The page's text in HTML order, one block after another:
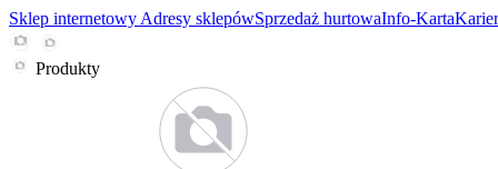
Sklep internetowy Adresy sklepówSprzedaż hurtowaInfo-Karta
Produkty